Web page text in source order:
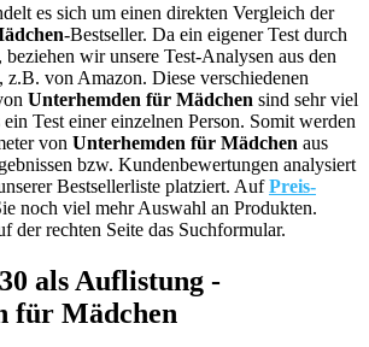
es sich um einen direkten Vergleich der
-Bestseller. Da ein eigener Test durch
wir unsere Test-Analysen aus den
von Amazon. Diese verschiedenen
Unterhemden für Mädchen sind sehr viel
Test einer einzelnen Person. Somit werden
von Unterhemden für Mädchen aus
bzw. Kundenbewertungen analysiert
Bestsellerliste platziert. AufPreis-
noch viel mehr Auswahl an Produkten.
der rechten Seite das Suchformular.
als Auflistung -
für Mädchen